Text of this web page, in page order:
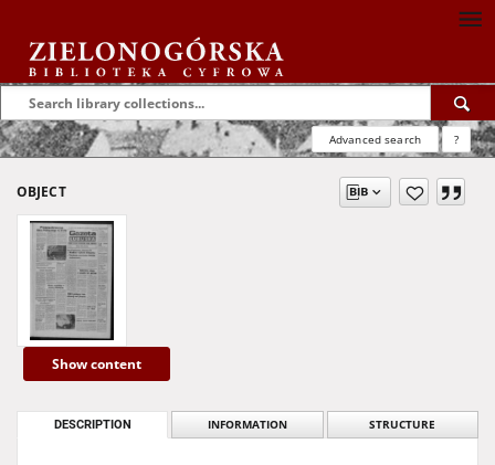
Advanced search ?
OBJECT
Show content
DESCRIPTION INFORMATION STRUCTURE